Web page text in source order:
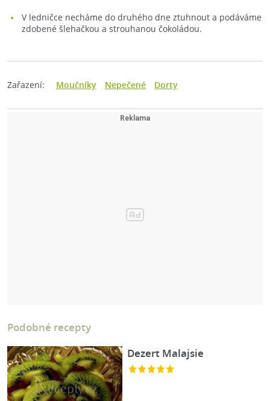
V ledničce necháme do druhého dne ztuhnout a podáváme
zdobené šlehačkou a strouhanou čokoládou.
Zařazení: Moučníky Nepečené Dorty
Podobné recepty
Dezert Malajsie